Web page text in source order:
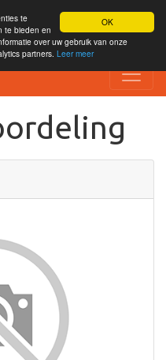
OK
te
te bieden en
over uw gebruik van onze
partners. Leer meer